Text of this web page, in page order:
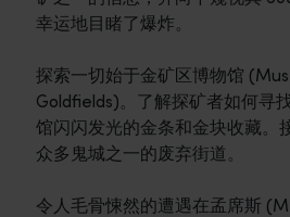
幸运地目睹了爆炸。
探索一切始于金矿区博物馆
Goldfields)。了解探矿者如何寻
馆闪闪发光的金条和金块收藏。
众多鬼城之一的废弃街道。
令人毛骨悚然的遭遇在孟席斯